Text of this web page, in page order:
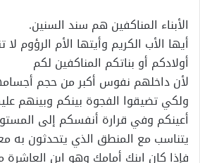
الأبناء المناكفين هم سند السنين.
أيها الأب الكريم وأيتها الأم الرؤوم لا
أولادكم أو بناتكم المناكفين لكم
لأن داخلهم نفوس أكبر من حجم
ولكي تضيقوا الفجوة بينكم وبينهم
أعينكم وفي قرارة أنفسكم إلى
يتناسب مع المنطق الذي يتحدثون به
فإذا كان ابنك أمامك وهو ابن